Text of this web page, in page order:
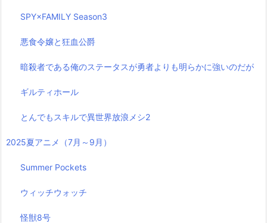
SPY×FAMILY Season3
悪食令嬢と狂血公爵
暗殺者である俺のステータスが勇者よりも明らかに強いのだが
ギルティホール
とんでもスキルで異世界放浪メシ2
2025夏アニメ（7月～9月）
Summer Pockets
ウィッチウォッチ
怪獣8号